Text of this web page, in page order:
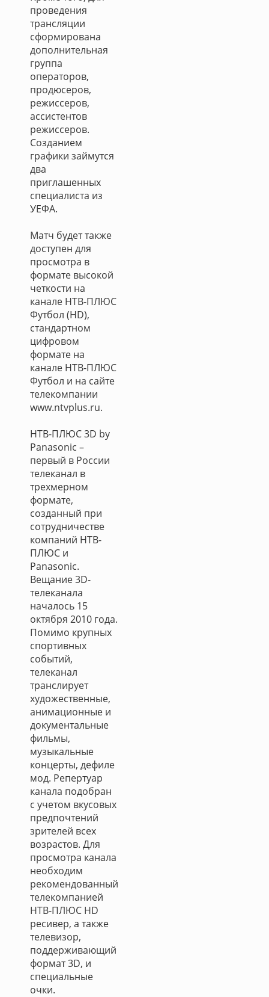
проведения
трансляции
сформирована
дополнительная
группа
операторов,
продюсеров,
режиссеров,
ассистентов
режиссеров.
Созданием
графики займутся
два
приглашенных
специалиста из
УЕФА.
Матч будет также
доступен для
просмотра в
формате высокой
четкости на
канале НТВ-ПЛЮС
Футбол (HD),
стандартном
цифровом
формате на
канале НТВ-ПЛЮС
Футбол и на сайте
телекомпании
www.ntvplus.ru.
НТВ-ПЛЮС 3D by
Panasonic –
первый в России
телеканал в
трехмерном
формате,
созданный при
сотрудничестве
компаний НТВ-
ПЛЮС и
Panasonic.
Вещание 3D-
телеканала
началось 15
октября 2010 года.
Помимо крупных
спортивных
событий,
телеканал
транслирует
художественные,
анимационные и
документальные
фильмы,
музыкальные
концерты, дефиле
мод. Репертуар
канала подобран
с учетом вкусовых
предпочтений
зрителей всех
возрастов. Для
просмотра канала
необходим
рекомендованный
телекомпанией
НТВ-ПЛЮС HD
ресивер, а также
телевизор,
поддерживающий
формат 3D, и
специальные
очки.